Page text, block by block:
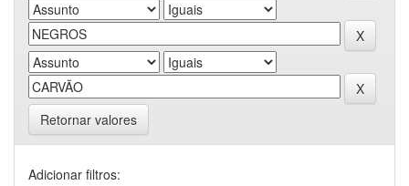
Retornar valores
Adicionar filtros: